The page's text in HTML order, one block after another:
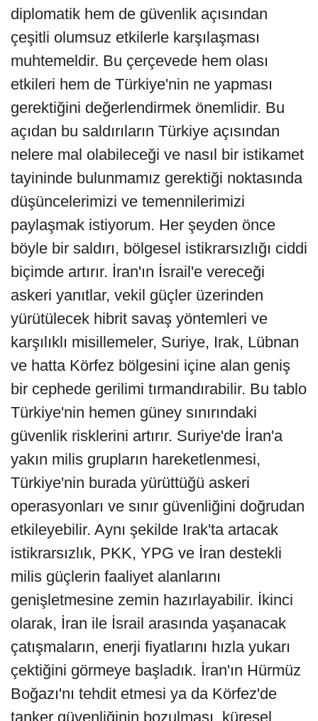
diplomatik hem de güvenlik açısından
çeşitli olumsuz etkilerle karşılaşması
muhtemeldir. Bu çerçevede hem olası
etkileri hem de Türkiye'nin ne yapması
gerektiğini değerlendirmek önemlidir. Bu
açıdan bu saldırıların Türkiye açısından
nelere mal olabileceği ve nasıl bir istikamet
tayininde bulunmamız gerektiği noktasında
düşüncelerimizi ve temennilerimizi
paylaşmak istiyorum. Her şeyden önce
böyle bir saldırı, bölgesel istikrarsızlığı ciddi
biçimde artırır. İran'ın İsrail'e vereceği
askeri yanıtlar, vekil güçler üzerinden
yürütülecek hibrit savaş yöntemleri ve
karşılıklı misillemeler, Suriye, Irak, Lübnan
ve hatta Körfez bölgesini içine alan geniş
bir cephede gerilimi tırmandırabilir. Bu tablo
Türkiye'nin hemen güney sınırındaki
güvenlik risklerini artırır. Suriye'de İran'a
yakın milis grupların hareketlenmesi,
Türkiye'nin burada yürüttüğü askeri
operasyonları ve sınır güvenliğini doğrudan
etkileyebilir. Aynı şekilde Irak'ta artacak
istikrarsızlık, PKK, YPG ve İran destekli
milis güçlerin faaliyet alanlarını
genişletmesine zemin hazırlayabilir. İkinci
olarak, İran ile İsrail arasında yaşanacak
çatışmaların, enerji fiyatlarını hızla yukarı
çektiğini görmeye başladık. İran'ın Hürmüz
Boğazı'nı tehdit etmesi ya da Körfez'de
tanker güvenliğinin bozulması, küresel